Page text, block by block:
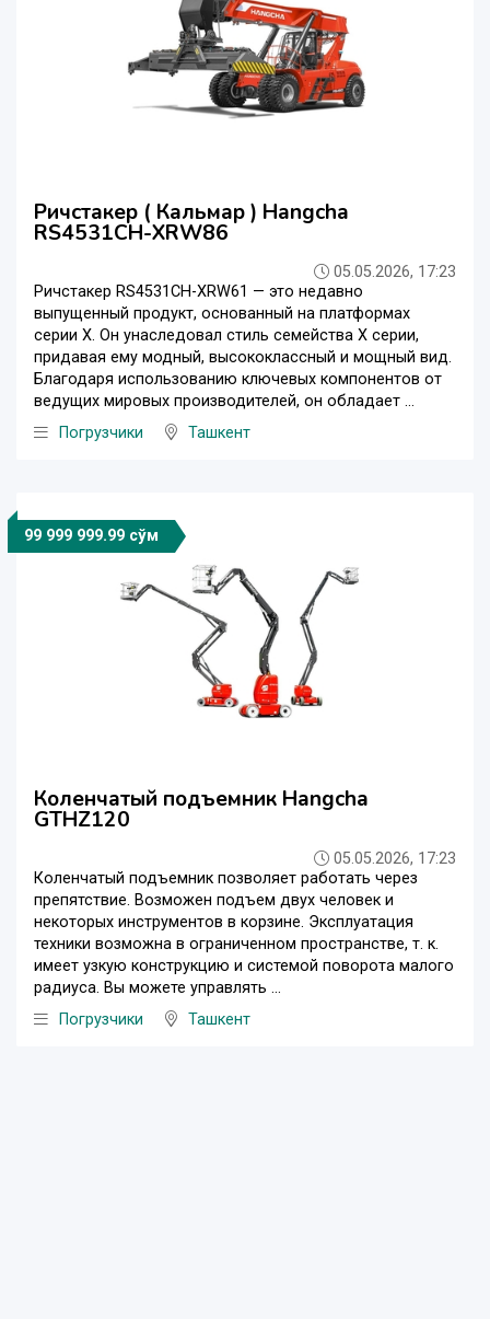
Ричстакер ( Кальмар ) Hangcha
RS4531CH-XRW86
05.05.2026, 17:23
Ричстакер RS4531CH-XRW61 — это недавно
выпущенный продукт, основанный на платформах
серии X. Он унаследовал стиль семейства X серии,
придавая ему модный, высококлассный и мощный вид.
Благодаря использованию ключевых компонентов от
ведущих мировых производителей, он обладает ...
Погрузчики
Ташкент
99 999 999.99 сўм
Коленчатый подъемник Hangcha
GTHZ120
05.05.2026, 17:23
Коленчатый подъемник позволяет работать через
препятствие. Возможен подъем двух человек и
некоторых инструментов в корзине. Эксплуатация
техники возможна в ограниченном пространстве, т. к.
имеет узкую конструкцию и системой поворота малого
радиуса. Вы можете управлять ...
Погрузчики
Ташкент